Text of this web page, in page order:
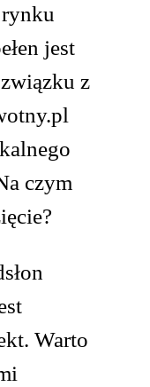
rynku
jest
z
czym
Warto